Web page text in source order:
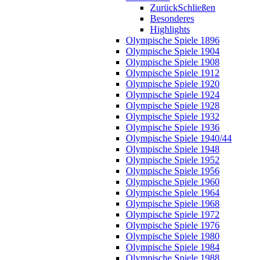
ZurückSchließen
Besonderes
Highlights
Olympische Spiele 1896
Olympische Spiele 1904
Olympische Spiele 1908
Olympische Spiele 1912
Olympische Spiele 1920
Olympische Spiele 1924
Olympische Spiele 1928
Olympische Spiele 1932
Olympische Spiele 1936
Olympische Spiele 1940/44
Olympische Spiele 1948
Olympische Spiele 1952
Olympische Spiele 1956
Olympische Spiele 1960
Olympische Spiele 1964
Olympische Spiele 1968
Olympische Spiele 1972
Olympische Spiele 1976
Olympische Spiele 1980
Olympische Spiele 1984
Olympische Spiele 1988